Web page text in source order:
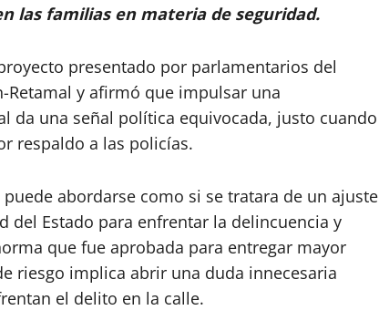
las familias en materia de seguridad.
presentado por parlamentarios del
Retamal y afirmó que impulsar una
da una señal política equivocada, justo cuando
respaldo a las policías.
abordarse como si se tratara de un ajuste
del Estado para enfrentar la delincuencia y
que fue aprobada para entregar mayor
riesgo implica abrir una duda innecesaria
el delito en la calle.